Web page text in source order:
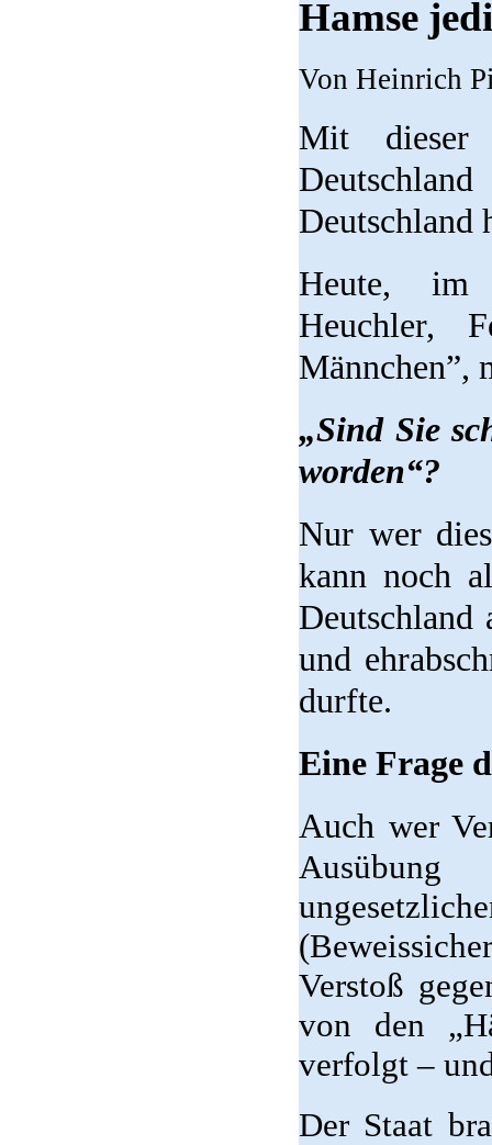
Hamse
Von Heinrich
Mit dieser
Deutschland
Heute, im
Heuchler,
Männchen”,
„Sind Sie
worden“?
Nur wer
kann noch
und
durfte.
Eine Frage
Auch wer
Verstoß
von den
verfolgt –
Der Staat